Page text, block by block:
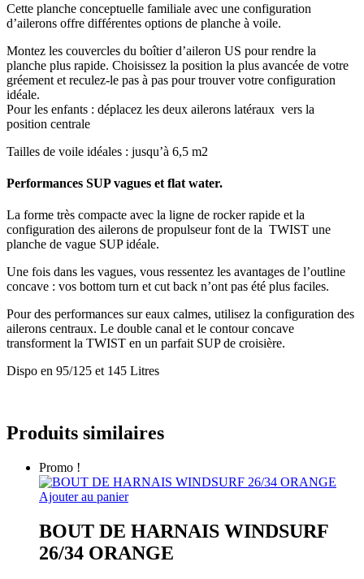
Cette planche conceptuelle familiale avec une configuration
d’ailerons offre différentes options de planche à voile.
Montez les couvercles du boîtier d’aileron US pour rendre la
planche plus rapide. Choisissez la position la plus avancée de votre
gréement et reculez-le pas à pas pour trouver votre configuration
idéale.
Pour les enfants : déplacez les deux ailerons latéraux vers la
position centrale
Tailles de voile idéales : jusqu’à 6,5 m2
Performances SUP vagues et flat water.
La forme très compacte avec la ligne de rocker rapide et la
configuration des ailerons de propulseur font de la TWIST une
planche de vague SUP idéale.
Une fois dans les vagues, vous ressentez les avantages de l’outline
concave : vos bottom turn et cut back n’ont pas été plus faciles.
Pour des performances sur eaux calmes, utilisez la configuration des
ailerons centraux. Le double canal et le contour concave
transforment la TWIST en un parfait SUP de croisière.
Dispo en 95/125 et 145 Litres
Produits similaires
Promo !
Ajouter au panier
BOUT DE HARNAIS WINDSURF
26/34 ORANGE